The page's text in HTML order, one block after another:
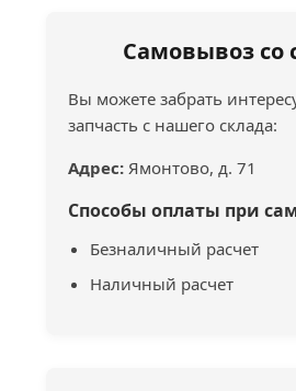
Самовывоз со
Вы можете забрать
запчасть с нашего склада:
Адрес: Ямонтово, д. 71
Способы оплаты при
Безналичный расчет
Наличный расчет